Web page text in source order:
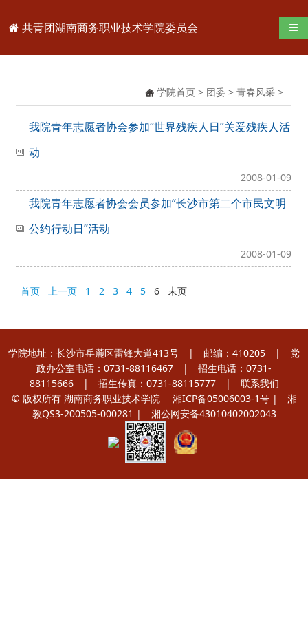
共青团湖南商务职业技术学院委员会 导
学院首页 > 团委 > 青春风采 >
我院青年志愿者协会参加“世界残疾人日”关爱残疾人活
动
2008-01-09
我院青年志愿者协会会员参加“长沙市第二个市民文明
公约行动日”活动
2008-01-09
首页 上一页 1 2 3 4 5 6 末页
学院地址：长沙市岳麓区雷锋大道413号 | 邮编：410205 | 党
政办公室电话：0731-88116467 | 招生电话：0731-
88115666 | 招生传真：0731-88115777 | 联系我们
© 版权所有 湖南商务职业技术学院
湘ICP备05006003-1号 | 湘
教QS3-200505-000281 | 湘公网安备43010402002043